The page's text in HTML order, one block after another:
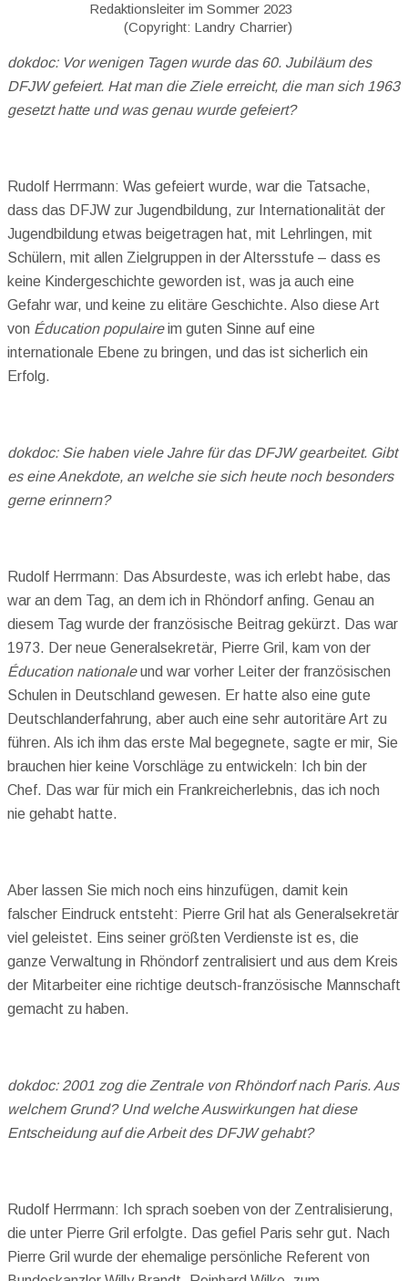
Redaktionsleiter im Sommer 2023
(Copyright: Landry Charrier)
dokdoc: Vor wenigen Tagen wurde das 60. Jubiläum des
DFJW gefeiert. Hat man die Ziele erreicht, die man sich 1963
gesetzt hatte und was genau wurde gefeiert?
Rudolf Herrmann: Was gefeiert wurde, war die Tatsache,
dass das DFJW zur Jugendbildung, zur Internationalität der
Jugendbildung etwas beigetragen hat, mit Lehrlingen, mit
Schülern, mit allen Zielgruppen in der Altersstufe – dass es
keine Kindergeschichte geworden ist, was ja auch eine
Gefahr war, und keine zu elitäre Geschichte. Also diese Art
von Éducation populaireim guten Sinne auf eine
internationale Ebene zu bringen, und das ist sicherlich ein
Erfolg.
dokdoc: Sie haben viele Jahre für das DFJW gearbeitet. Gibt
es eine Anekdote, an welche sie sich heute noch besonders
gerne erinnern?
Rudolf Herrmann: Das Absurdeste, was ich erlebt habe, das
war an dem Tag, an dem ich in Rhöndorf anfing. Genau an
diesem Tag wurde der französische Beitrag gekürzt. Das war
1973. Der neue Generalsekretär, Pierre Gril, kam von der
Éducation nationaleund war vorher Leiter der französischen
Schulen in Deutschland gewesen. Er hatte also eine gute
Deutschlanderfahrung, aber auch eine sehr autoritäre Art zu
führen. Als ich ihm das erste Mal begegnete, sagte er mir, Sie
brauchen hier keine Vorschläge zu entwickeln: Ich bin der
Chef. Das war für mich ein Frankreicherlebnis, das ich noch
nie gehabt hatte.
Aber lassen Sie mich noch eins hinzufügen, damit kein
falscher Eindruck entsteht: Pierre Gril hat als Generalsekretär
viel geleistet. Eins seiner größten Verdienste ist es, die
ganze Verwaltung in Rhöndorf zentralisiert und aus dem Kreis
der Mitarbeiter eine richtige deutsch-französische Mannschaft
gemacht zu haben.
dokdoc: 2001 zog die Zentrale von Rhöndorf nach Paris. Aus
welchem Grund? Und welche Auswirkungen hat diese
Entscheidung auf die Arbeit des DFJW gehabt?
Rudolf Herrmann: Ich sprach soeben von der Zentralisierung,
die unter Pierre Gril erfolgte. Das gefiel Paris sehr gut. Nach
Pierre Gril wurde der ehemalige persönliche Referent von